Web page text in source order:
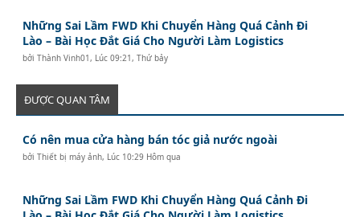
Những Sai Lầm FWD Khi Chuyển Hàng Quá Cảnh Đi
Lào – Bài Học Đắt Giá Cho Người Làm Logistics
bởiThành Vinh01 , Lúc 09:21, Thứ bảy
ĐƯỢC QUAN TÂM
Có nên mua cửa hàng bán tóc giả nước ngoài
bởiThiết bị máy ảnh, Lúc 10:29 Hôm qua
Những Sai Lầm FWD Khi Chuyển Hàng Quá Cảnh Đi